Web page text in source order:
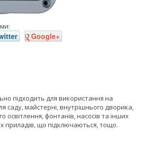
Google+
підходить для використання на
саду, майстерні, внутрішнього дворика,
освітлення, фонтанів, насосів та інших
приладів, що підключаються, тощо.